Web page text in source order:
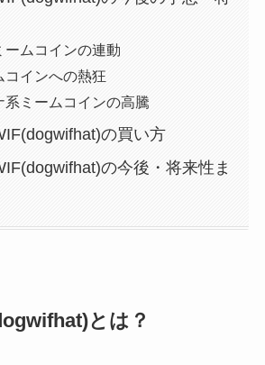
ームコインの連動
コインへの熱狂
系ミームコインの高騰
の買い方
の今後・将来性ま
とは？